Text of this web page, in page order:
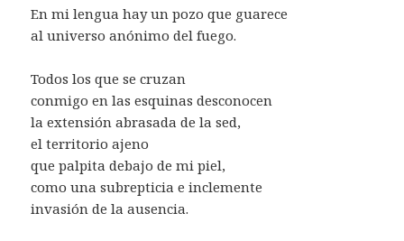
En mi lengua hay un pozo que guarece
al universo anónimo del fuego.
Todos los que se cruzan
conmigo en las esquinas desconocen
la extensión abrasada de la sed,
el territorio ajeno
que palpita debajo de mi piel,
como una subrepticia e inclemente
invasión de la ausencia.